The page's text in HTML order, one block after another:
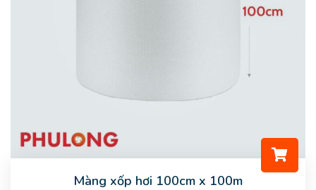
Màng xốp hơi 100cm x 100m